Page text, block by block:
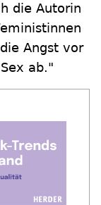
die Autorin
Angst vor
ab."